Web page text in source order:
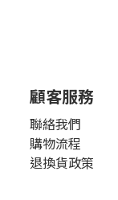
顧客服務
聯絡我們
購物流程
退換貨政策